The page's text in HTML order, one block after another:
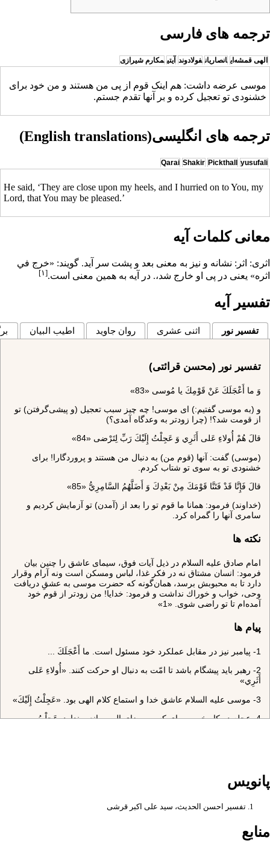
ترجمه های فارسی
الهی قمشه‌ای انصاریان فولادوند آیتی مکارم شیرازی
موسی عرضه داشت: هم اینک قوم از پی من هستند و من خود برای
خشنودی تو تعجیل کرده و بر آنها تقدم جستم.
ترجمه های انگلیسی(English translations)
Qarai Shakir Pickthall yusufali
He said, ‘They are close upon my heels, and I hurried on to You, my
Lord, that You may be pleased.’
معانی کلمات آیه
اثرى: اثر: نشانه و نيز به معنى بعد و پشت سر آيد. گويند: «خرج في
اثره» يعنى در پى او خارج شد،. در آيه به همين معنى است.[۱]
تفسیر آیه
تفسیر نور اثنی عشری روان جاوید اطیب البیان
تفسیر نور (محسن قرائتی)
وَ ما أَعْجَلَكَ عَنْ قَوْمِكَ يا مُوسى‌ «83»
و (به موسى گفتيم:) اى موسى! چه چيز سبب تعجيل (و پيشى‌گرفتن) تو
از قومت شد؟! (چرا زودتر به وعدگاه آمدى؟)
قالَ هُمْ أُولاءِ عَلى‌ أَثَرِي وَ عَجِلْتُ إِلَيْكَ رَبِّ لِتَرْضى‌ «84»
(موسى) گفت: آنها (قوم من) به دنبال من هستند و پروردگارا! براى
خشنودى تو به سوى تو شتاب كردم.
قالَ فَإِنَّا قَدْ فَتَنَّا قَوْمَكَ مِنْ بَعْدِكَ وَ أَضَلَّهُمُ السَّامِرِيُّ «85»
(خداوند) فرمود: همانا ما قوم تو را بعد از (آمدن) تو آزمايش كرديم و
سامرى آنها را گمراه كرد.
نکته ها
امام صادق عليه السلام در ذيل آيات فوق، سيماى عاشق را چنين بيان
فرمود: انسان مشتاق نه در فكر غذا، لباس ومسكن است ونه آرام وقرار
دارد تا به محبوبش برسد، همان‌گونه كه حضرت موسى به عشقِ دريافت
وحى، خواب و خوراك نداشت و فرمود: خدايا! من زودتر از قوم خود
آمده‌ام تا تو راضى شوى. «1»
پیام ها
1- پيامبر نيز در مقابل عملكرد خود مسئول است. ما أَعْجَلَكَ‌ ...
2- رهبر بايد پيشگام باشد تا امّت به دنبال او حركت كنند. «أُولاءِ عَلى‌
أَثَرِي»
3- موسى عليه السلام عاشق خدا و استماع كلام الهى بود. «عَجِلْتُ إِلَيْكَ»
4- عجله در كار خير و براى كسب رضاى الهى مانعى ندارد. عَجِلْتُ‌ ...
غيبت و نبود رهبر الهى سوءاستفاده مى‌كنند. «مِنْ بَعْدِكَ»
7- امّت‌ها در غيبت پيشوايان، در معرض آزمون وفتنه هستند. فَتَنَّا ... مِنْ
پانویس
تفسیر احسن الحدیث، سید علی اکبر قرشی
منابع